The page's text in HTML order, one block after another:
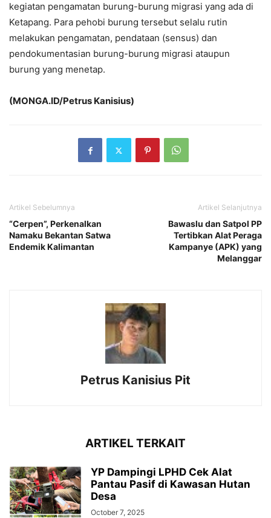
kegiatan pengamatan burung-burung migrasi yang ada di
Ketapang. Para pehobi burung tersebut selalu rutin
melakukan pengamatan, pendataan (sensus) dan
pendokumentasian burung-burung migrasi ataupun
burung yang menetap.
(MONGA.ID/Petrus Kanisius)
Artikel Sebelumnya
“Cerpen”, Perkenalkan
Namaku Bekantan Satwa
Endemik Kalimantan
Artikel Selanjutnya
Bawaslu dan Satpol PP
Tertibkan Alat Peraga
Kampanye (APK) yang
Melanggar
Petrus Kanisius Pit
ARTIKEL TERKAIT
YP Dampingi LPHD Cek Alat
Pantau Pasif di Kawasan Hutan
Desa
October 7, 2025